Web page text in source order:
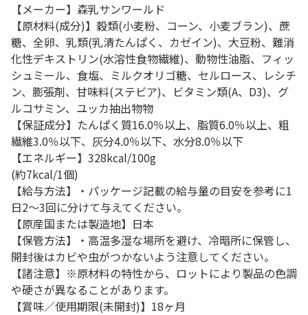
【メーカー】森乳サンワールド
【原材料(成分)】穀類(小麦粉、コーン、小麦ブラン)、蔗
糖、全卵、乳類(乳清たんぱく、カゼイン)、大豆粉、難消
化性デキストリン(水溶性食物繊維)、動物性油脂、フィッ
シュミール、食塩、ミルクオリゴ糖、セルロース、レシチ
ン、膨張剤、甘味料(ステビア)、ビタミン類(A、D3)、グ
ルコサミン、ユッカ抽出物物
【保証成分】たんぱく質16.0％以上、脂質6.0％以上、粗
繊維3.0％以下、灰分4.0％以下、水分8.0％以下
【エネルギー】328kcal/100g
(約7kcal/1個)
【給与方法】・パッケージ記載の給与量の目安を参考に1
日2～3回に分けて与えてください。
【原産国または製造地】日本
【保管方法】・高温多湿な場所を避け、冷暗所に保管し、
開封後はカビや虫がつかないよう注意してください。
【諸注意】※原材料の特性から、ロットにより製品の色調
や硬さが異なることがあります。
【賞味／使用期限(未開封)】18ヶ月